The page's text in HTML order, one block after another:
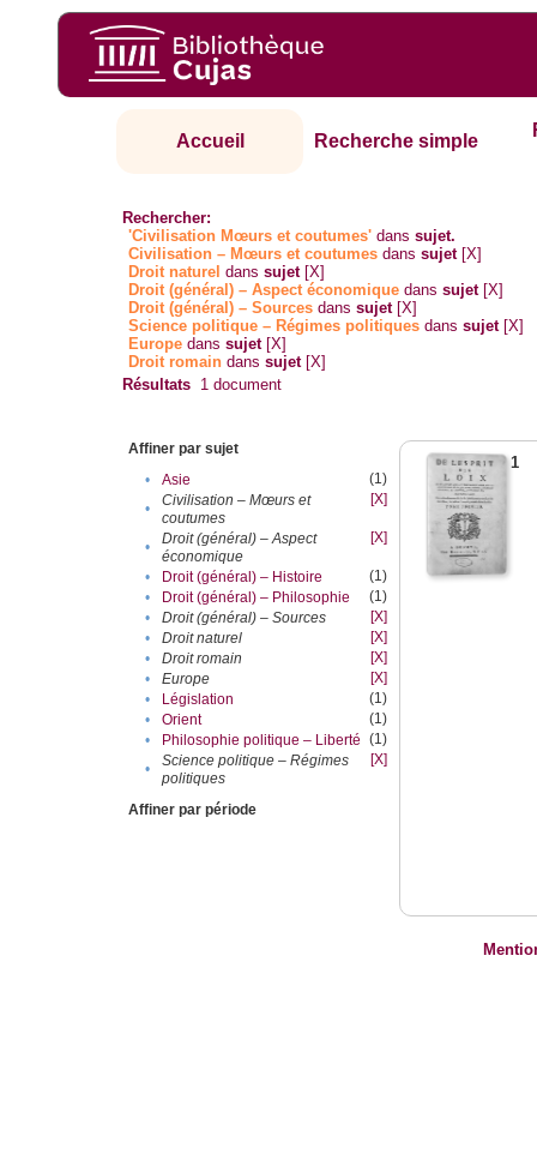
Accueil Recherche simple
Rechercher:
'Civilisation Mœurs et coutumes' danssujet.
Civilisation – Mœurs et coutumes danssujet [X]
Droit naturel danssujet [X]
Droit (général) – Aspect économique danssujet [X]
Droit (général) – Sources danssujet [X]
Science politique – Régimes politiques danssujet [X]
Europe danssujet [X]
Droit romain danssujet [X]
Résultats 1 document
Affiner par sujet
•
Asie
(1)
•
Civilisation – Mœurs et
coutumes
[X]
•
Droit (général) – Aspect
économique
[X]
• Droit (général) – Histoire
(1)
•
Droit (général) – Philosophie
(1)
•
Droit (général) – Sources
[X]
•
Droit naturel
[X]
•
Droit romain
[X]
•
Europe
[X]
•
Législation
(1)
•
Orient
(1)
•
Philosophie politique – Liberté (1)
•
Science politique – Régimes
politiques
[X]
Affiner par période
1